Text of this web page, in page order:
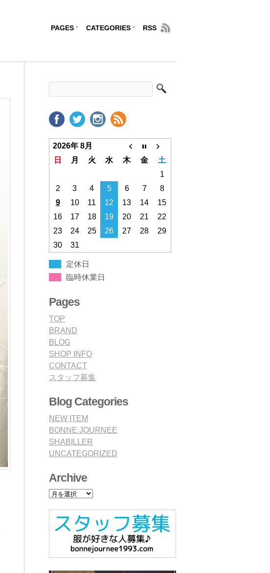
PAGES CATEGORIES RSS
2026年 8月
日
月 火 水 木 金
土
1
2
3 4 5 6 7
8
9
10 11 12 13 14
15
16
17 18 19 20 21
22
23
24 25 26 27 28
29
30
31
定休日
臨時休業日
Pages
TOP
BRAND
BLOG
SHOP INFO
CONTACT
スタッフ募集
Blog Categories
NEW ITEM
BONNE JOURNEE
SHABILLER
UNCATEGORIZED
Archive
Archive